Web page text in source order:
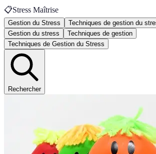
📋Stress Maîtrise
Gestion du Stress
Techniques de gestion du
Gestion du stress
Techniques de gestion
Techniques de Gestion du Stress
Rechercher